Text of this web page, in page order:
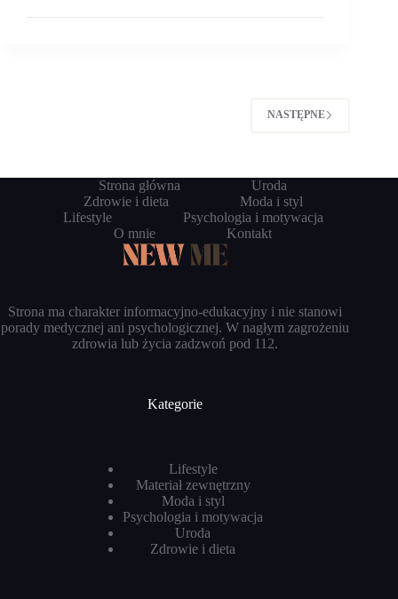
kalkulator
NASTĘPNE
Strona główna
Uroda
Zdrowie i dieta
Moda i styl
Lifestyle
Psychologia i motywacja
O mnie
Kontakt
Strona ma charakter informacyjno-edukacyjny i nie stanowi
porady medycznej ani psychologicznej. W nagłym zagrożeniu
zdrowia lub życia zadzwoń pod 112.
Kategorie
Lifestyle
Materiał zewnętrzny
Moda i styl
Psychologia i motywacja
Uroda
Zdrowie i dieta